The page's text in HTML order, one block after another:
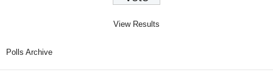
View Results
Polls Archive